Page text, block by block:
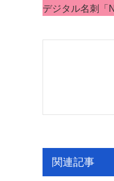
デジタル名刺「
関連記事